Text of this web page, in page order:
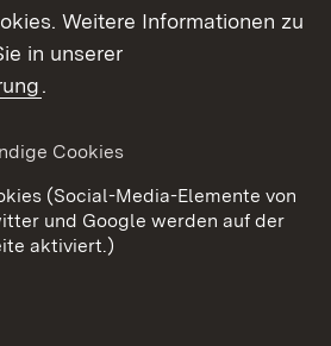
Barrierefreiheit
Cookies
Weitere Informationen zu
in unserer
.
Cookies
(Social-Media-Elemente von
und Google werden auf der
aktiviert.)